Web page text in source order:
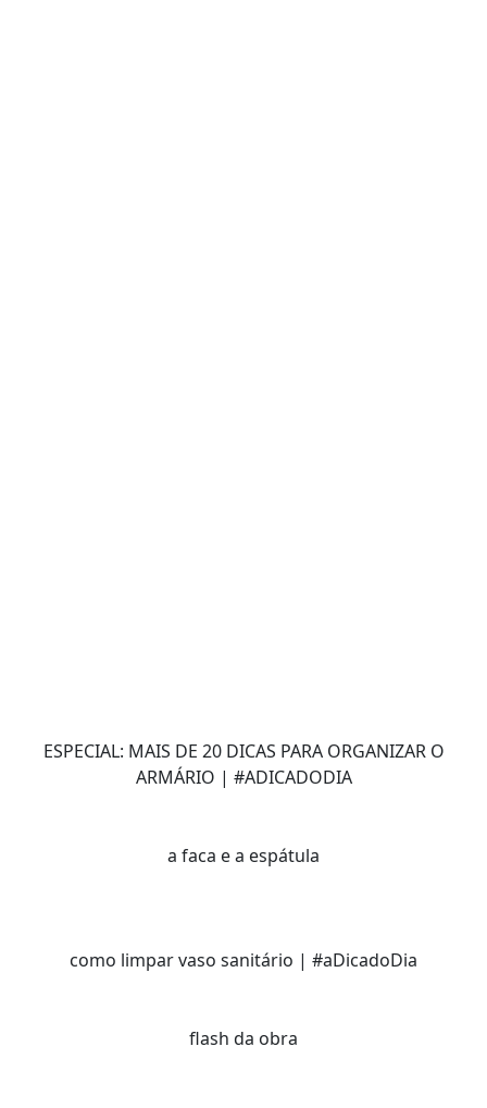
ESPECIAL: MAIS DE 20 DICAS PARA ORGANIZAR O
ARMÁRIO | #ADICADODIA
a faca e a espátula
como limpar vaso sanitário | #aDicadoDia
flash da obra